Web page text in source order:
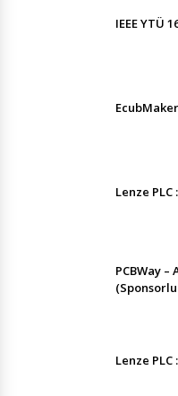
IEEE YTÜ
Lenze
PCBWay –
(Sponsorlu
Lenze PLC